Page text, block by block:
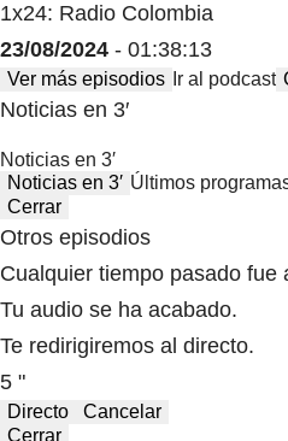
1x24: Radio Colombia
23/08/2024 - 01:38:13
Ver más episodios Ir al podcast
Noticias en 3′
Noticias en 3′
Noticias en 3′ Últimos
Cerrar
Otros episodios
Cualquier tiempo pasado fue
Tu audio se ha acabado.
Te redirigiremos al directo.
5 "
Directo
Cancelar
Cerrar